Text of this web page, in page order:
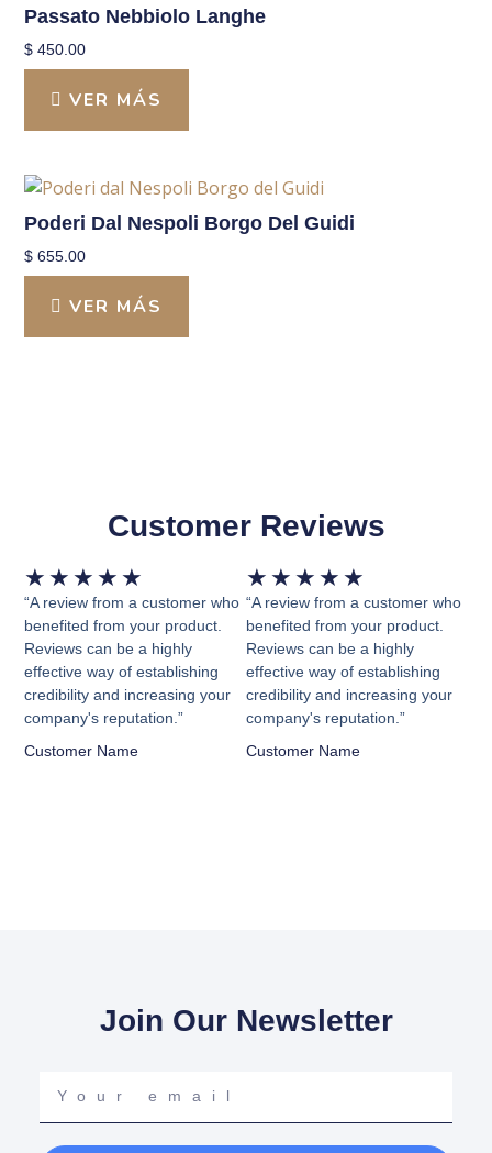
Passato Nebbiolo Langhe
$ 450.00
VER MÁS
Poderi Dal Nespoli Borgo Del Guidi
$ 655.00
VER MÁS
Customer Reviews
★ ★ ★ ★ ★
con
5
de
5
“A review from a customer who
benefited from your product.
Reviews can be a highly
effective way of establishing
credibility and increasing your
company's reputation.”
Customer Name
★ ★ ★ ★ ★
con
5
de
5
“A review from a customer who
benefited from your product.
Reviews can be a highly
effective way of establishing
credibility and increasing your
company's reputation.”
Customer Name
Join Our Newsletter
email